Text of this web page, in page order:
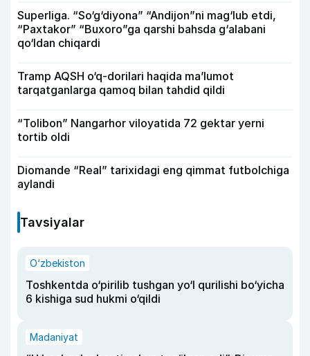
Superliga. “So‘g‘diyona” “Andijon”ni mag‘lub etdi,
“Paxtakor” “Buxoro”ga qarshi bahsda g‘alabani
qo‘ldan chiqardi
Tramp AQSH o‘q-dorilari haqida ma’lumot
tarqatganlarga qamoq bilan tahdid qildi
“Tolibon” Nangarhor viloyatida 72 gektar yerni
tortib oldi
Diomande “Real” tarixidagi eng qimmat futbolchiga
aylandi
Tavsiyalar
O‘zbekiston
Toshkentda o‘pirilib tushgan yo‘l qurilishi bo‘yicha
6 kishiga sud hukmi o‘qildi
Madaniyat